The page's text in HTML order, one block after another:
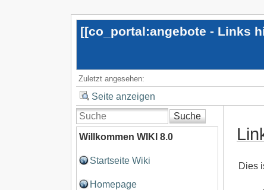
[[co_portal:angebote - Links
Zuletzt angesehen:
Seite anzeigen
Suche
Willkommen WIKI 8.0
Startseite Wiki
Homepage
Dies